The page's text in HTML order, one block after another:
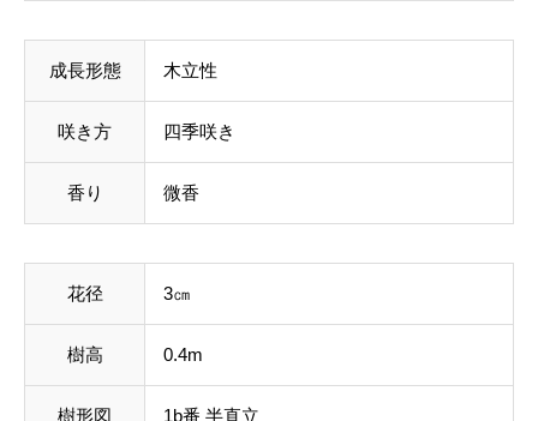
成長形態 木立性
咲き方 四季咲き
香り 微香
花径 3㎝
樹高 0.4m
樹形図 1b番 半直立